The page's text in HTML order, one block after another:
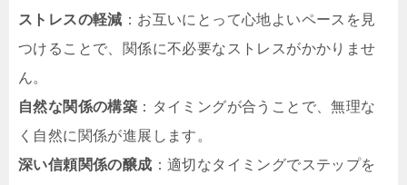
ストレスの軽減 ：お互いにとって心地よいペースを見
つけることで、関係に不必要なストレスがかかりませ
ん。
自然な関係の構築 ：タイミングが合うことで、無理な
く自然に関係が進展します。
深い信頼関係の醸成 ：適切なタイミングでステップを